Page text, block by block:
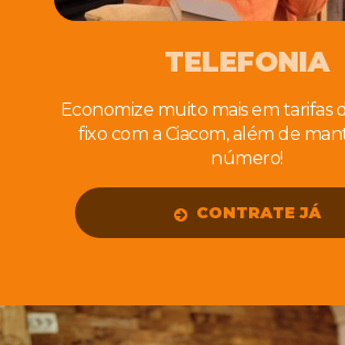
TELEFONIA
Economize muito mais em tarifas
fixo com a Ciacom, além de
número!
CONTRATE JÁ